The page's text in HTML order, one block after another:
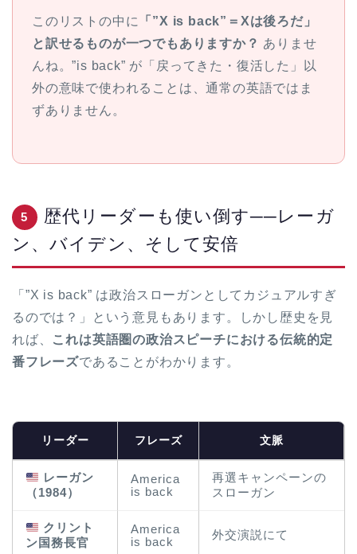
このリストの中に
「”X is back”＝Xは後ろだ」
と訳せるものが一つでもありますか？ ありませ
んね。”is back” が「戻ってきた・復活した」以
外の意味で使われることは、通常の英語ではま
ずありません。
5
歴代リーダーも使い倒す──レーガ
ン、バイデン、そして安倍
「”X is back” は政治スローガンとしてカジュアルすぎ
るのでは？」という意見もあります。しかし歴史を見
れば、 これは英語圏の政治スピーチにおける伝統的定
番フレーズであることがわかります。
リーダー フレーズ 文脈
レーガン
（1984）
America
is back
再選キャンペーンの
スローガン
クリント
ン国務長官
America
is back
外交演説にて